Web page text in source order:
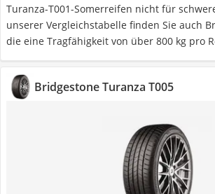
Turanza-T001-Somerreifen nicht für
unserer Vergleichstabelle finden Sie auch
die eine Tragfähigkeit von über 800 kg pro
Bridgestone Turanza T005